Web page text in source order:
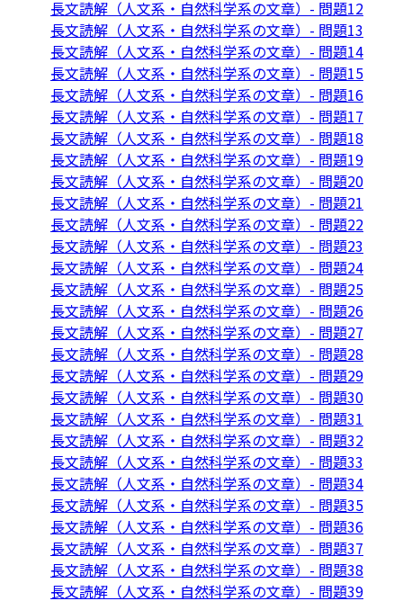
長文読解（人文系・自然科学系の文章）- 問題12
長文読解（人文系・自然科学系の文章）- 問題13
長文読解（人文系・自然科学系の文章）- 問題14
長文読解（人文系・自然科学系の文章）- 問題15
長文読解（人文系・自然科学系の文章）- 問題16
長文読解（人文系・自然科学系の文章）- 問題17
長文読解（人文系・自然科学系の文章）- 問題18
長文読解（人文系・自然科学系の文章）- 問題19
長文読解（人文系・自然科学系の文章）- 問題20
長文読解（人文系・自然科学系の文章）- 問題21
長文読解（人文系・自然科学系の文章）- 問題22
長文読解（人文系・自然科学系の文章）- 問題23
長文読解（人文系・自然科学系の文章）- 問題24
長文読解（人文系・自然科学系の文章）- 問題25
長文読解（人文系・自然科学系の文章）- 問題26
長文読解（人文系・自然科学系の文章）- 問題27
長文読解（人文系・自然科学系の文章）- 問題28
長文読解（人文系・自然科学系の文章）- 問題29
長文読解（人文系・自然科学系の文章）- 問題30
長文読解（人文系・自然科学系の文章）- 問題31
長文読解（人文系・自然科学系の文章）- 問題32
長文読解（人文系・自然科学系の文章）- 問題33
長文読解（人文系・自然科学系の文章）- 問題34
長文読解（人文系・自然科学系の文章）- 問題35
長文読解（人文系・自然科学系の文章）- 問題36
長文読解（人文系・自然科学系の文章）- 問題37
長文読解（人文系・自然科学系の文章）- 問題38
長文読解（人文系・自然科学系の文章）- 問題39